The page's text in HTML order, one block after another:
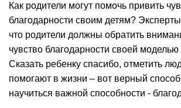
Как родители могут помочь привить
благодарности своим детям?
что родители должны обратить
чувство благодарности своей
Сказать ребенку спасибо, отметить
помогают в жизни – вот верный
научиться важной способности -